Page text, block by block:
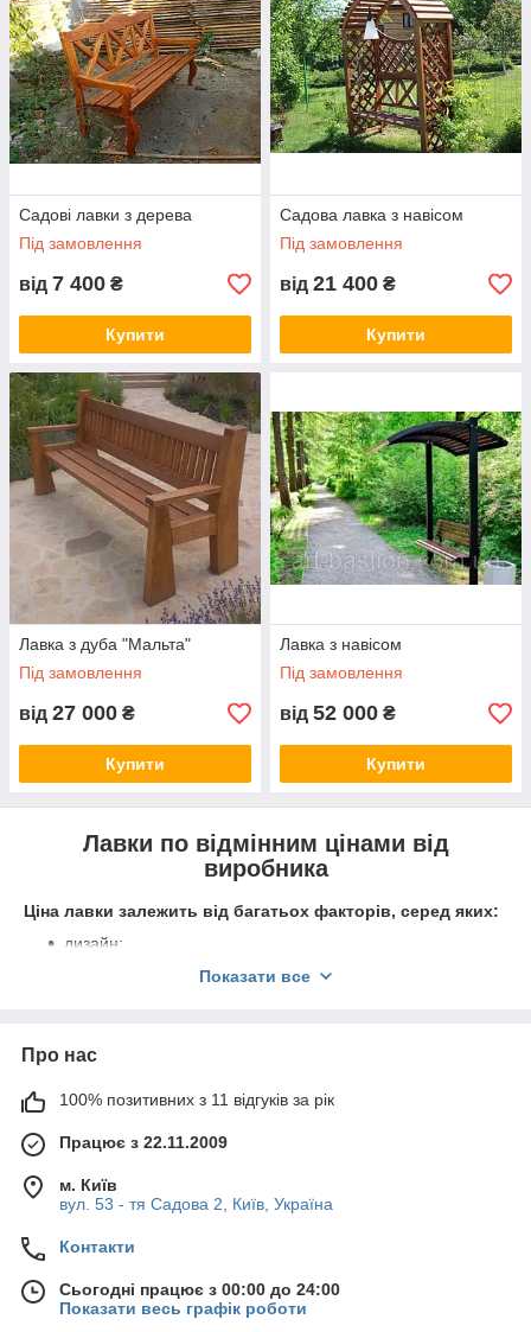
Садові лавки з дерева
Під замовлення
від 7 400 ₴
Купити
Садова лавка з навісом
Під замовлення
від 21 400 ₴
Купити
Лавка з дуба "Мальта"
Під замовлення
від 27 000 ₴
Купити
Лавка з навісом
Під замовлення
від 52 000 ₴
Купити
Лавки по відмінним цінами від
виробника
Ціна лавки залежить від багатьох факторів, серед яких:
дизайн;
Лавки можуть бути стаціонарні, які мають велику вагу, і
мобільні, які з легкістю переносяться з місця на місце.
Вибрати можна лавки, виготовлені з каменю, які
відрізняються високою вартістю за рахунок використання
натуральних матеріалів. Вони красиві зовні і відрізняються
тривалим терміном служби.
Дерев'яні лавки користуються великою популярністю за
рахунок невисокої ціни, привабливого зовнішнього вигляду та
довговічності. Те ж саме можна сказати і про вироби з
металевим каркасом, який може бути прикрашений кованими
елементами. Форма теж може бути оригінальною.
Показати все
Про нас
100% позитивних з 11 відгуків за рік
Працює з 22.11.2009
м. Київ
вул. 53 - тя Садова 2, Київ, Україна
Контакти
Сьогодні працює з 00:00 до 24:00
Показати весь графік роботи